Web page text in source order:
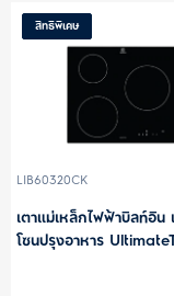
ไฟฟ้าบิลท์อิน แบบ 3
าร UltimateTaste